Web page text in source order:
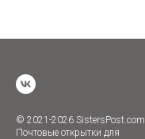
© 2021-2026 SistersPost.com
Почтовые открытки для